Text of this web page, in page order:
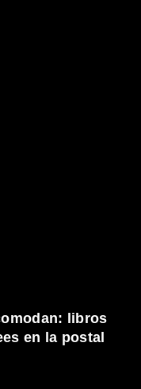
libros
en la postal